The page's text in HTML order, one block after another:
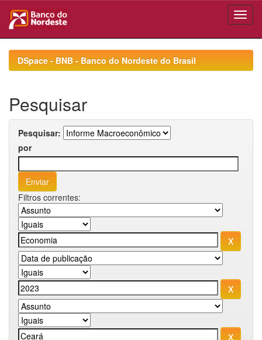
navigationDSpace - BNB - Banco do Nordeste do Brasil
Pesquisar
Pesquisar:
por
Filtros correntes: